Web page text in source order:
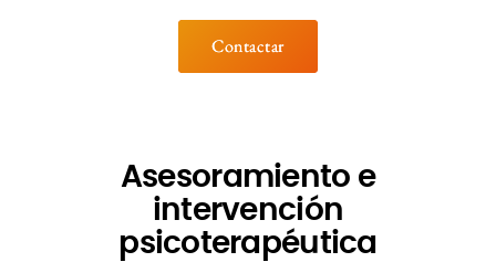
Contactar
Asesoramiento e
intervención
psicoterapéutica